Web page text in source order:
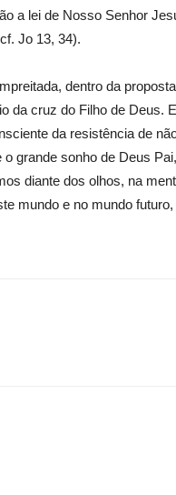
a lei de Nosso Senhor
Jo 13, 34).
dentro da
da cruz do Filho de Deus.
da resistência de
o grande sonho de Deus
diante dos olhos, na
mundo e no mundo